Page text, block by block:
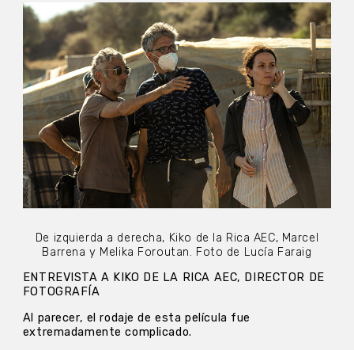
De izquierda a derecha, Kiko de la Rica AEC, Marcel
Barrena y Melika Foroutan. Foto de Lucía Faraig
ENTREVISTA A KIKO DE LA RICA AEC, DIRECTOR DE
FOTOGRAFÍA
Al parecer, el rodaje de esta película fue
extremadamente complicado.